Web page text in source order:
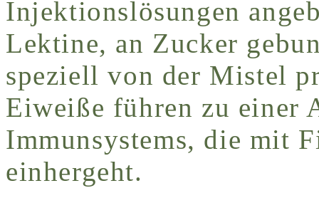
Injektionslösungen
Lektine, an Zucker
speziell von der Mistel
Eiweiße führen zu einer
Immunsystems, die mit
einhergeht.